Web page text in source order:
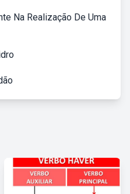
Na Realização De Uma